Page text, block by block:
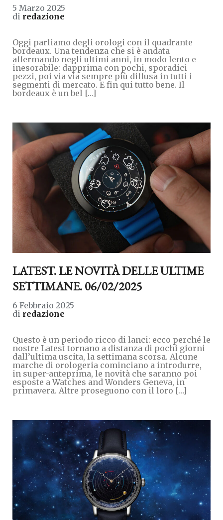
5 Marzo 2025
di redazione
Oggi parliamo degli orologi con il quadrante
bordeaux. Una tendenza che si è andata
affermando negli ultimi anni, in modo lento e
inesorabile: dapprima con pochi, sporadici
pezzi, poi via via sempre più diffusa in tutti i
segmenti di mercato. E fin qui tutto bene. Il
bordeaux è un bel […]
LATEST. LE NOVITÀ DELLE ULTIME
SETTIMANE. 06/02/2025
6 Febbraio 2025
di redazione
Questo è un periodo ricco di lanci: ecco perché le
nostre Latest tornano a distanza di pochi giorni
dall’ultima uscita, la settimana scorsa. Alcune
marche di orologeria cominciano a introdurre,
in super-anteprima, le novità che saranno poi
esposte a Watches and Wonders Geneva, in
primavera. Altre proseguono con il loro […]